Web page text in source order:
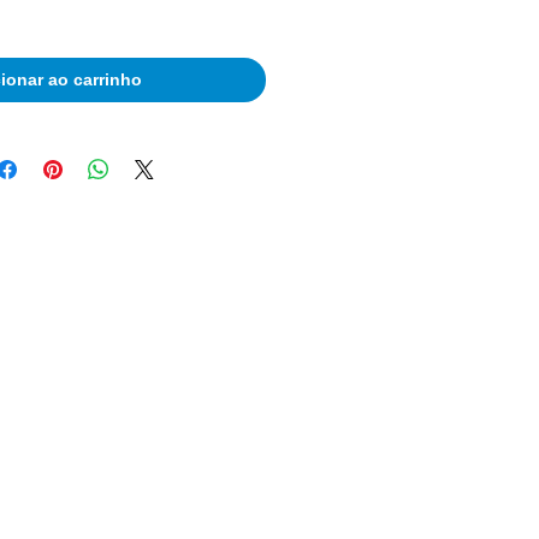
ao carrinho